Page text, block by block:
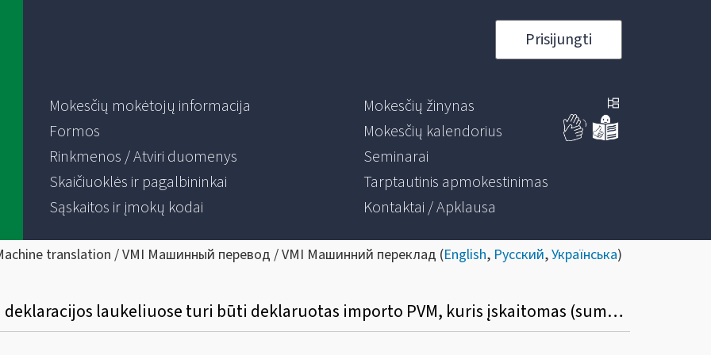
Prisijungti
Mokesčių mokėtojų informacija
Formos
Rinkmenos / Atviri duomenys
Skaičiuoklės ir pagalbininkai
Sąskaitos ir įmokų kodai
Mokesčių žinynas
Mokesčių kalendorius
Seminarai
Tarptautinis apmokestinimas
Kontaktai / Apklausa
translation / VMI Машинный перевод / VMI Машинний переклад (English, Русский,Українська)
Kuriuose mokestinio laikotarpio PVM deklaracijos laukeliuose turi būti deklaruotas importo PVM, kuris įskaitomas (sumokamas) VMI?